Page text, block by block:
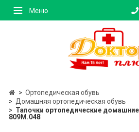
Меню
Ортопедическая обувь
Домашняя ортопедическая обувь
Тапочки ортопедические
809M.048